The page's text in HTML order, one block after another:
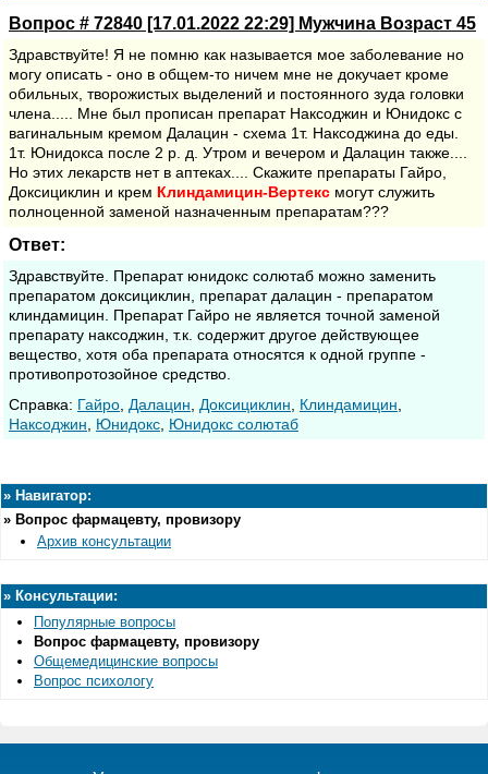
Вопрос # 72840 [17.01.2022 22:29] Мужчина Возраст 45
Здравствуйте! Я не помню как называется мое заболевание но
могу описать - оно в общем-то ничем мне не докучает кроме
обильных, творожистых выделений и постоянного зуда головки
члена..... Мне был прописан препарат Наксоджин и Юнидокс с
вагинальным кремом Далацин - схема 1т. Наксоджина до еды.
1т. Юнидокса после 2 р. д. Утром и вечером и Далацин также....
Но этих лекарств нет в аптеках.... Скажите препараты Гайро,
Доксициклин и крем Клиндамицин-Вертекс могут служить
полноценной заменой назначенным препаратам???
Ответ:
Здравствуйте. Препарат юнидокс солютаб можно заменить
препаратом доксициклин, препарат далацин - препаратом
клиндамицин. Препарат Гайро не является точной заменой
препарату наксоджин, т.к. содержит другое действующее
вещество, хотя оба препарата относятся к одной группе -
противопротозойное средство.
Cправка: Гайро Далацин Доксициклин Клиндамицин
Наксоджин
Юнидокс Юнидокс солютаб
» Навигатор:
» Вопрос фармацевту, провизору
Архив консультации
» Консультации:
Популярные вопросы
Вопрос фармацевту, провизору
Общемедицинские вопросы
Вопрос психологу